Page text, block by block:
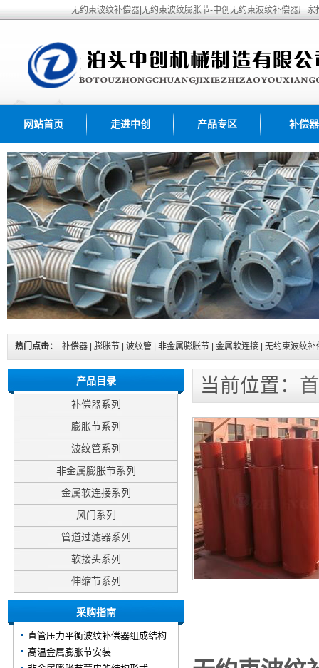
无约束波纹补偿器|无约束波纹膨胀节-中创无约束波纹补偿器厂家
网站首页 走进中创 产品专区 补偿器
热门点击： 补偿器 膨胀节 波纹管 非金属膨胀节 金属软连接 无约束波纹补
当前位置：
产品目录
补偿器系列
膨胀节系列
波纹管系列
非金属膨胀节系列
金属软连接系列
风门系列
管道过滤器系列
软接头系列
伸缩节系列
采购指南
直管压力平衡波纹补偿器组成结构
高温金属膨胀节安装